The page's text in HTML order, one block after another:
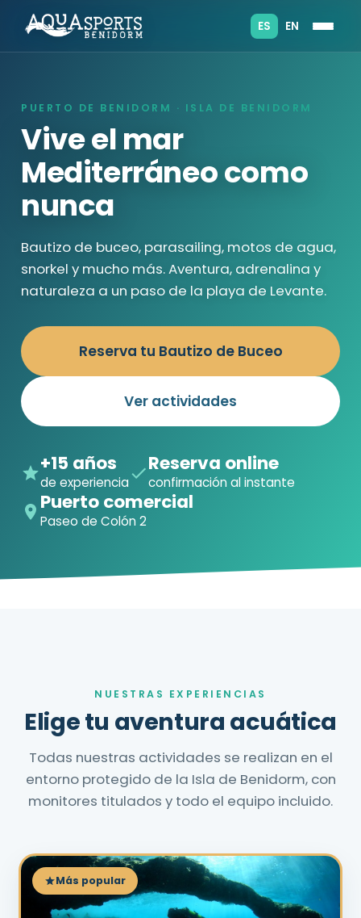
ES EN
PUERTO DE BENIDORM · ISLA DE BENIDORM
Vive el mar
Mediterráneo como
nunca
Bautizo de buceo, parasailing, motos de agua,
snorkel y mucho más. Aventura, adrenalina y
naturaleza a un paso de la playa de Levante.
Reserva tu Bautizo de Buceo
Ver actividades
+15 años
de experiencia
Reserva online
confirmación al instante
Puerto comercial
Paseo de Colón 2
NUESTRAS EXPERIENCIAS
Elige tu aventura acuática
Todas nuestras actividades se realizan en el
entorno protegido de la Isla de Benidorm, con
monitores titulados y todo el equipo incluido.
Más popular